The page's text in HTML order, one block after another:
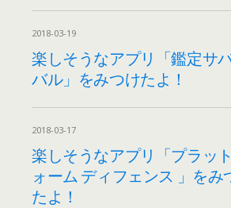
2018-03-19
楽しそうなアプリ「鑑定サ
バル」をみつけたよ！
2018-03-17
楽しそうなアプリ「プラッ
ォーム ディフェンス 」をみ
たよ！